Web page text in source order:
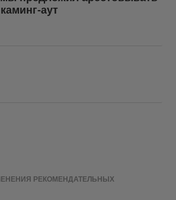
аут
РЕКОМЕНДАТЕЛЬНЫХ